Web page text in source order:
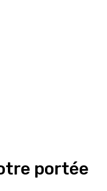
portée